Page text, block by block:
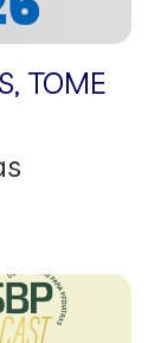
, TOME